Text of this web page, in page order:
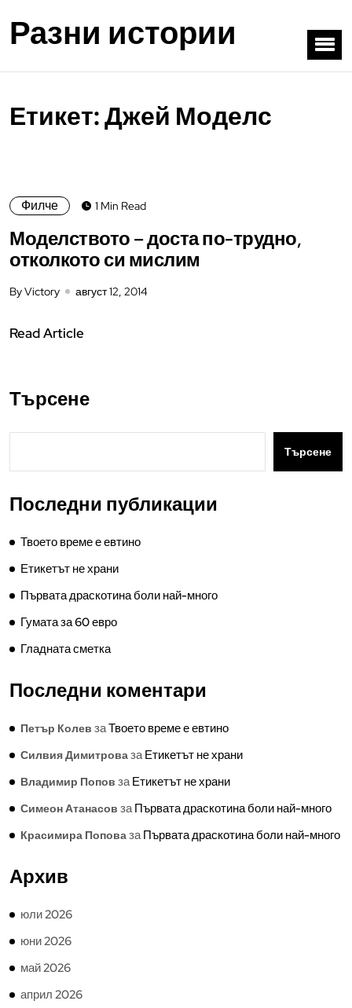
Разни истории
Етикет:Джей Моделс
Филче 1 Min Read
Моделството – доста по-трудно,
отколкото си мислим
By Victory август 12, 2014
Read Article
Търсене
Търсене
Последни публикации
Твоето време е евтино
Етикетът не храни
Първата драскотина боли най-много
Гумата за 60 евро
Гладната сметка
Последни коментари
Петър Колев заТвоето време е евтино
Силвия ДимитровазаЕтикетът не храни
Владимир Попов заЕтикетът не храни
Симеон Атанасов заПървата драскотина боли най-много
Красимира ПоповазаПървата драскотина боли най-много
Архив
юли 2026
юни 2026
май 2026
април 2026